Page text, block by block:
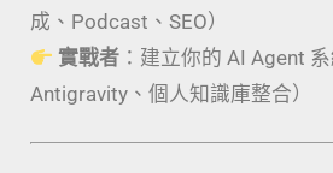
成、Podcast、SEO）
實戰者 ：建立你的 AI Agent
Antigravity、個人知識庫整合）